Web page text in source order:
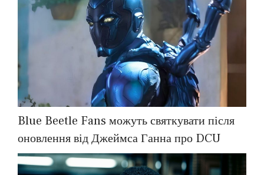
Blue Beetle Fans можуть святкувати після
оновлення від Джеймса Ганна про DCU